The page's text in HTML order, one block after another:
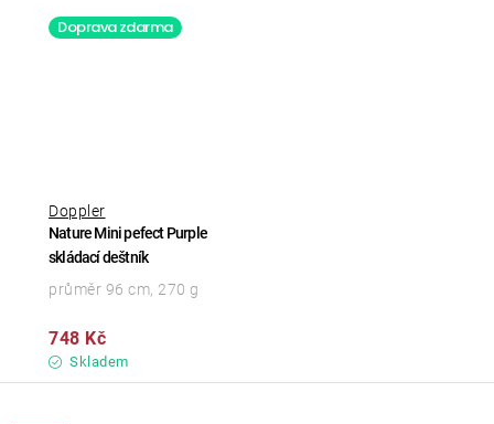
Doprava zdarma
Nature Mini pefect Purple
skládací deštník
Doppler
Skladem
748 Kč
průměr 96 cm, 270 g